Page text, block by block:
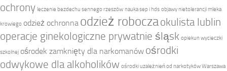
ochrony leczenie bezdechu sennego rzeszów nauka sep i hds objawy nietolerancji mleka
krowiego odzież ochronna odzież roboczaokulista lublin
operacje ginekologiczne prywatnie śląsk opiekun wycieczki
szkolnej ośrodek zamknięty dla narkomanów ośrodki
odwykowe dla alkoholików ośrodki uzależnień od narkotyków Warszawa